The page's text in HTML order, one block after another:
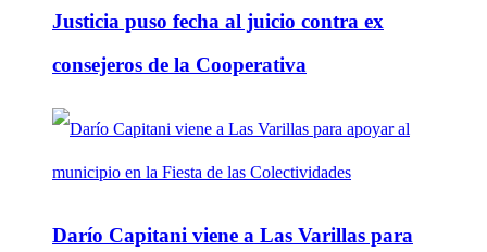
Justicia puso fecha al juicio contra ex
consejeros de la Cooperativa
Darío Capitani viene a Las Varillas para